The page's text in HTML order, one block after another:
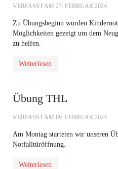
VERFASST AM 27. FEBRUAR 2024.
Zu Übungsbeginn wurden
Möglichkeiten gezeigt um dem
zu helfen.
Weiterlesen
Übung THL
VERFASST AM 09. FEBRUAR 2024.
Am Montag starteten wir unseren
Notfalltüröffnung.
Weiterlesen